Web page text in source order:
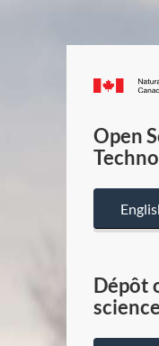
Open
Dépôt